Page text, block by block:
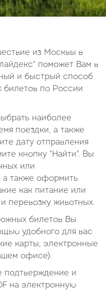
из Москвы в
поможет Вам в
и быстрый способ
билетов по России
наиболее
поездки, а также
дату отправления
кнопку "Найти". Вы
или
а также оформить
как питание или
перевозку животных.
билетов Вы
удобного для вас
карты, электронные
офисе).
подтверждение и
на электронную
18 19
20
2026
9 10
11
16 17
18
23
31